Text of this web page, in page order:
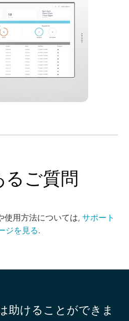
るご質問
使用方法については, サポート
ジを見る.
助けることができま